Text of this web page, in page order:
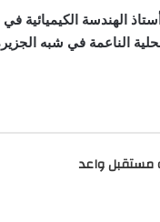
الهندسة الكيميائية في
الناعمة في شبه
مستقبل واعد